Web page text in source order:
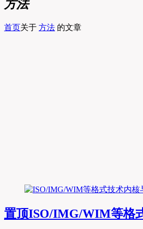
方法
首页关于 方法 的文章
置顶ISO/IMG/WIM等格